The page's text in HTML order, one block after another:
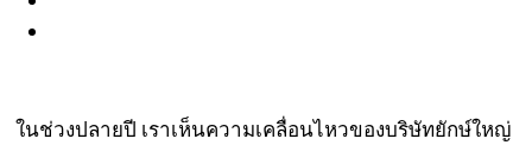
ในช่วงปลายปี เราเห็นความเคลื่อนไหวของบริษัทยักษ์ใหญ่